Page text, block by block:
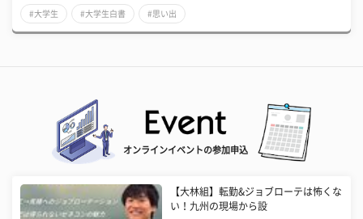
#大学生 #大学生白書 #思い出
オンラインイベントの参加申込
【大林組】転勤&ジョブローテは怖くな
い！九州の現場から設